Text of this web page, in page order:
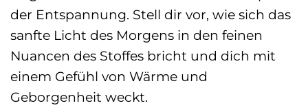
der Entspannung. Stell dir vor, wie sich das
sanfte Licht des Morgens in den feinen
Nuancen des Stoffes bricht und dich mit
einem Gefühl von Wärme und
Geborgenheit weckt.